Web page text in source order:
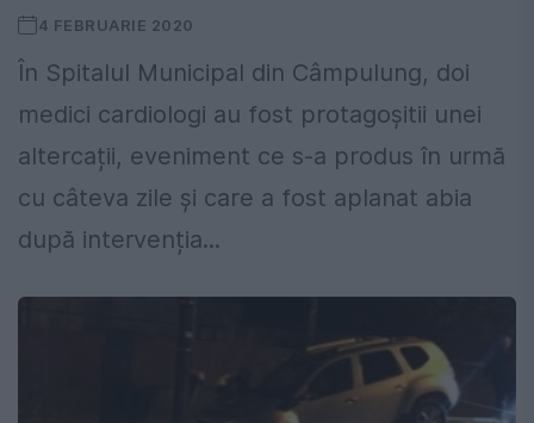
4 FEBRUARIE 2020
În Spitalul Municipal din Câmpulung, doi
medici cardiologi au fost protagoșitii unei
altercații, eveniment ce s-a produs în urmă
cu câteva zile și care a fost aplanat abia
după intervenția...